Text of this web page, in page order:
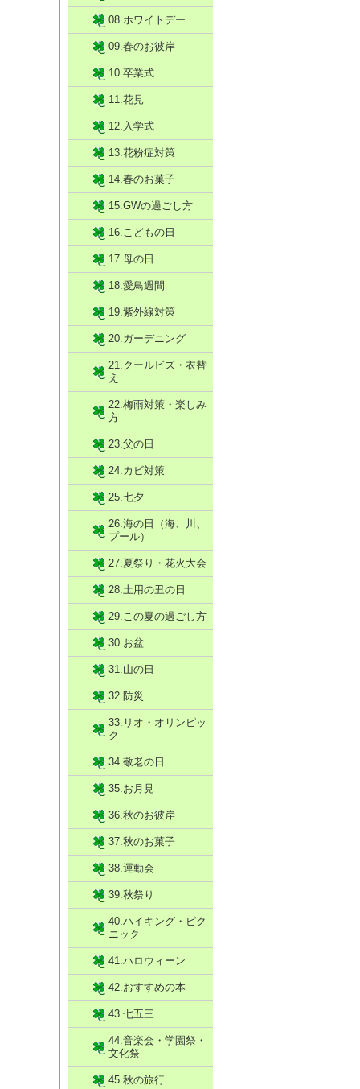
08.ホワイトデー
09.春のお彼岸
10.卒業式
11.花見
12.入学式
13.花粉症対策
14.春のお菓子
15.GWの過ごし方
16.こどもの日
17.母の日
18.愛鳥週間
19.紫外線対策
20.ガーデニング
21.クールビズ・衣替
え
22.梅雨対策・楽しみ
方
23.父の日
24.カビ対策
25.七夕
26.海の日（海、川、
プール）
27.夏祭り・花火大会
28.土用の丑の日
29.この夏の過ごし方
30.お盆
31.山の日
32.防災
33.リオ・オリンピッ
ク
34.敬老の日
35.お月見
36.秋のお彼岸
37.秋のお菓子
38.運動会
39.秋祭り
40.ハイキング・ピク
ニック
41.ハロウィーン
42.おすすめの本
43.七五三
44.音楽会・学園祭・
文化祭
45.秋の旅行